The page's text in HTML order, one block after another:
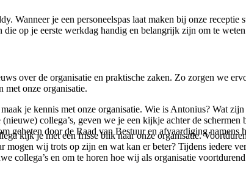
je een personeelspas laat maken bij onze receptie
die op je eerste werkdag handig en belangrijk zijn om te
over de organisatie en praktische zaken. Zo zorgen we
met onze organisatie.
je kennis met onze organisatie. Wie is Antonius? Wat zijn
collega’s, geven we je een kijkje achter de
door de Raad van Bestuur en afvaardiging namens
kijk je met een frisse blik naar onze organisatie.
wij trots op zijn en wat kan er beter? Tijdens iedere
collega’s en om te horen hoe wij als organisatie